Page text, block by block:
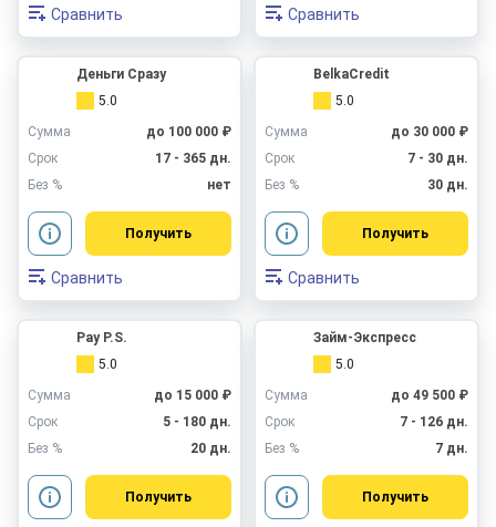
Сравнить Сравнить
Деньги Сразу
5.0
Сумма
до 100 000 ₽
Срок
17 - 365 дн.
Без %
нет
Получить
Сравнить
BelkaCredit
5.0
Сумма
до 30 000 ₽
Срок
7 - 30 дн.
Без %
30 дн.
Получить
Сравнить
Pay P.S.
5.0
Сумма
до 15 000 ₽
Срок
5 - 180 дн.
Без %
20 дн.
Получить
Займ-Экспресс
5.0
Сумма
до 49 500 ₽
Срок
7 - 126 дн.
Без %
7 дн.
Получить